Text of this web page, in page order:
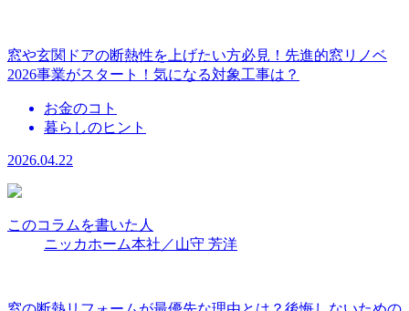
窓や玄関ドアの断熱性を上げたい方必見！先進的窓リノベ
2026事業がスタート！気になる対象工事は？
お金のコト
暮らしのヒント
2026.04.22
このコラムを書いた人
ニッカホーム本社／山守 芳洋